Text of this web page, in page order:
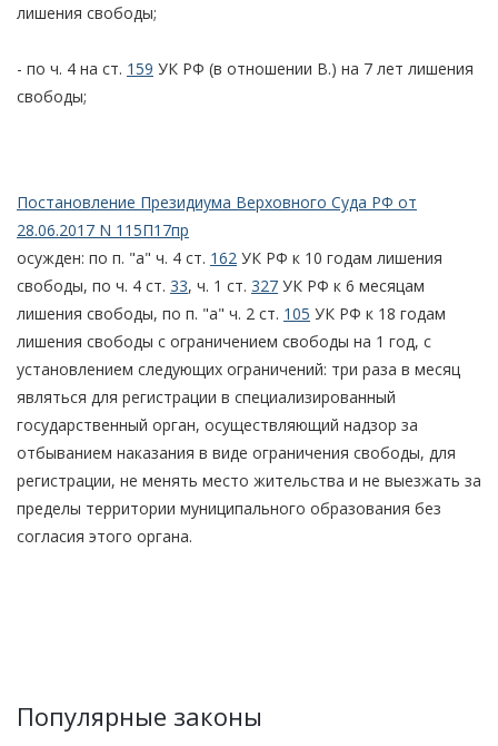
лишения свободы;
- по ч. 4 на ст. 159 УК РФ (в отношении В.) на 7 лет лишения
свободы;
Постановление Президиума Верховного Суда РФ от
28.06.2017 N 115П17пр
осужден: по п. "а" ч. 4 ст. 162 УК РФ к 10 годам лишения
свободы, по ч. 4 ст. 33, ч. 1 ст. 327 УК РФ к 6 месяцам
лишения свободы, по п. "а" ч. 2 ст. 105 УК РФ к 18 годам
лишения свободы с ограничением свободы на 1 год, с
установлением следующих ограничений: три раза в месяц
являться для регистрации в специализированный
государственный орган, осуществляющий надзор за
отбыванием наказания в виде ограничения свободы, для
регистрации, не менять место жительства и не выезжать за
пределы территории муниципального образования без
согласия этого органа.
Популярные законы